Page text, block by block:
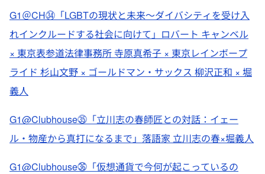
G1＠CH㉞「LGBTの現状と未来〜ダイバシティを受け入
れインクルードする社会に向けて」ロバート キャンベル
× 東京表参道法律事務所 寺原真希子 × 東京レインボープ
ライド 杉山文野 × ゴールドマン・サックス 柳沢正和 × 堀
義人
G1@Clubhouse㉟「立川志の春師匠との対話：イェー
ル・物産から真打になるまで」落語家 立川志の春×堀義人
G1@Clubhouse㊱「仮想通貨で今何が起こっているの